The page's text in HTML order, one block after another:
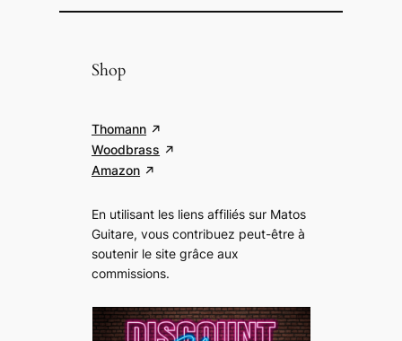
Shop
Thomann
Woodbrass
Amazon
En utilisant les liens affiliés sur Matos
Guitare, vous contribuez peut-être à
soutenir le site grâce aux
commissions.